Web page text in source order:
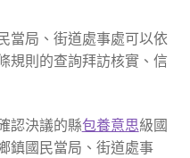
當局、街道處事處可以依
規則的查詢拜訪核實、信
認決議的縣包養意思級國
鎮國民當局、街道處事